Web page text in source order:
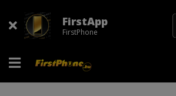
FirstApp
FirstPhone